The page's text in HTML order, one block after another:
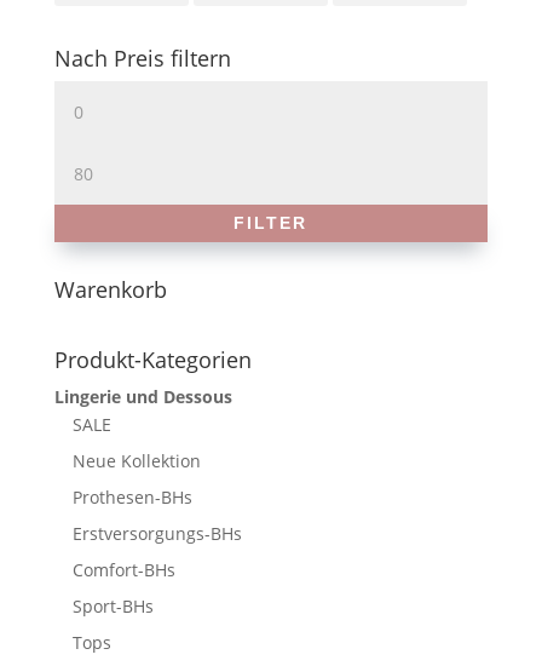
Nach Preis filtern
FILTER
Warenkorb
Produkt-Kategorien
Lingerie und Dessous
SALE
Neue Kollektion
Prothesen-BHs
Erstversorgungs-BHs
Comfort-BHs
Sport-BHs
Tops